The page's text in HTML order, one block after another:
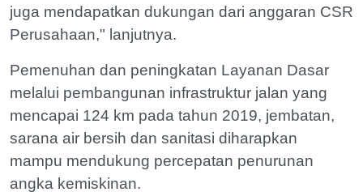
juga mendapatkan dukungan dari anggaran CSR
Perusahaan," lanjutnya.
Pemenuhan dan peningkatan Layanan Dasar
melalui pembangunan infrastruktur jalan yang
mencapai 124 km pada tahun 2019, jembatan,
sarana air bersih dan sanitasi diharapkan
mampu mendukung percepatan penurunan
angka kemiskinan.